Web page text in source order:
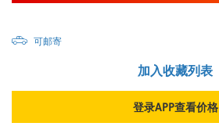
可邮寄
加入收藏列表
登录APP查看价格